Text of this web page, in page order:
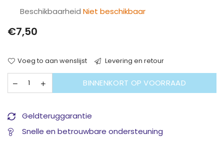
Beschikbaarheid Niet beschikbaar
Prijs
€7,50
Voeg to aan wenslijst Levering en retour
BINNENKORT OP VOORRAAD
Geldteruggarantie
Snelle en betrouwbare ondersteuning